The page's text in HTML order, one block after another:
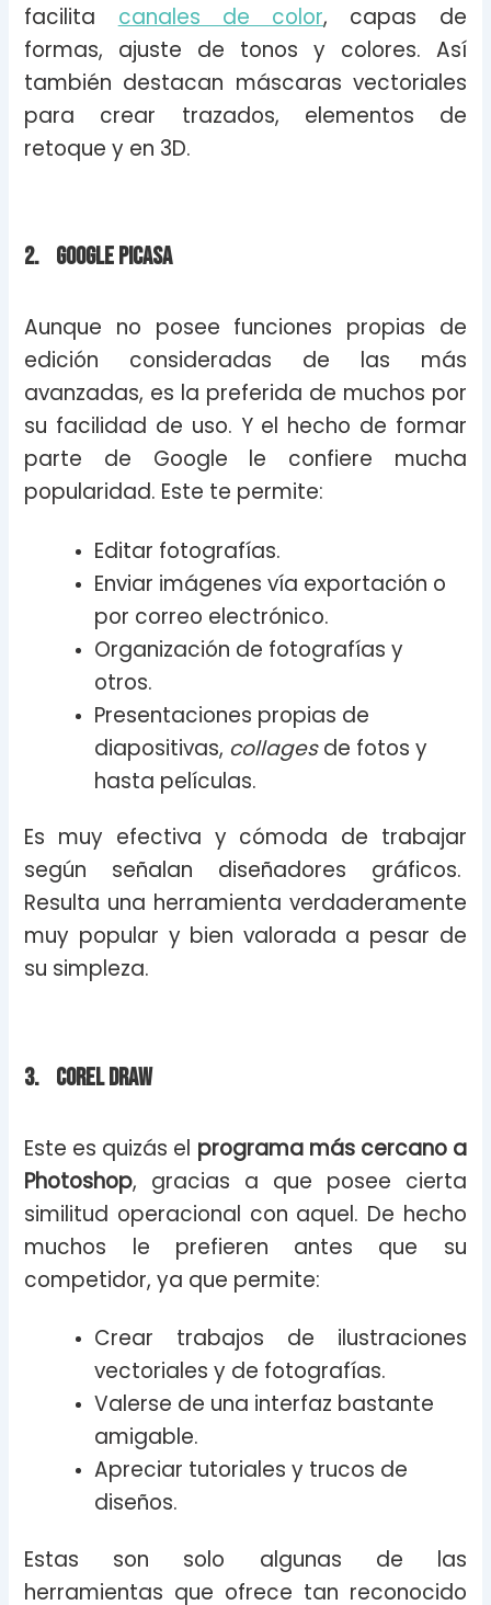
facilita canales de color, capas de
formas, ajuste de tonos y colores. Así
también destacan máscaras vectoriales
para crear trazados, elementos de
retoque y en 3D.
2. Google Picasa
Aunque no posee funciones propias de
edición consideradas de las más
avanzadas, es la preferida de muchos por
su facilidad de uso. Y el hecho de formar
parte de Google le confiere mucha
popularidad. Este te permite:
Editar fotografías.
Enviar imágenes vía exportación o
por correo electrónico.
Organización de fotografías y
otros.
Presentaciones propias de
diapositivas, collagesde fotos y
hasta películas.
Es muy efectiva y cómoda de trabajar
según señalan diseñadores gráficos.
Resulta una herramienta verdaderamente
muy popular y bien valorada a pesar de
su simpleza.
3. Corel Draw
Este es quizás el programa más cercano a
Photoshop, gracias a que posee cierta
similitud operacional con aquel. De hecho
muchos le prefieren antes que su
competidor, ya que permite:
Crear trabajos de ilustraciones
vectoriales y de fotografías.
Valerse de una interfaz bastante
amigable.
Apreciar tutoriales y trucos de
diseños.
Estas son solo algunas de las
herramientas que ofrece tan reconocido